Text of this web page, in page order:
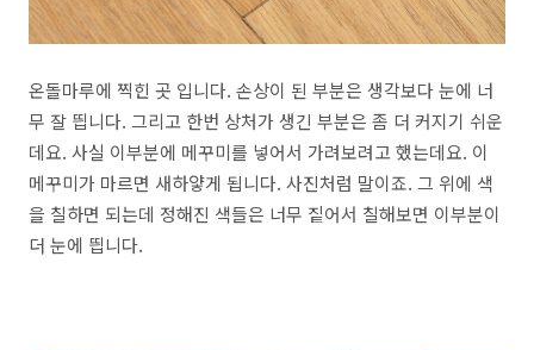
온돌마루에 찍힌 곳 입니다. 손상이 된 부분은 생각보다 눈에 너
무 잘 띕니다. 그리고 한번 상처가 생긴 부분은 좀 더 커지기 쉬운
데요. 사실 이부분에 메꾸미를 넣어서 가려보려고 했는데요. 이
메꾸미가 마르면 새하얗게 됩니다. 사진처럼 말이죠. 그 위에 색
을 칠하면 되는데 정해진 색들은 너무 짙어서 칠해보면 이부분이
더 눈에 띕니다.